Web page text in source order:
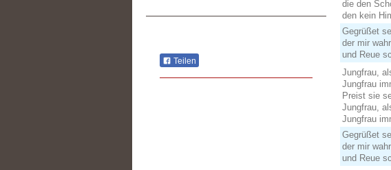
die den
den kein
Gegrüßet
der mir
und Reue
Jungfrau,
Jungfrau
Preist sie
Jungfrau,
Jungfrau
Gegrüßet
der mir
und Reue
Teilen